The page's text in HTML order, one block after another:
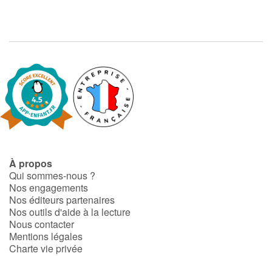
Dyslexie, troubles de la lecture
Nos listes de lecture
Les plus lus
À propos
Qui sommes-nous ?
Nos engagements
Nos éditeurs partenaires
Nos outils d'aide à la lecture
Nous contacter
Mentions légales
Charte vie privée